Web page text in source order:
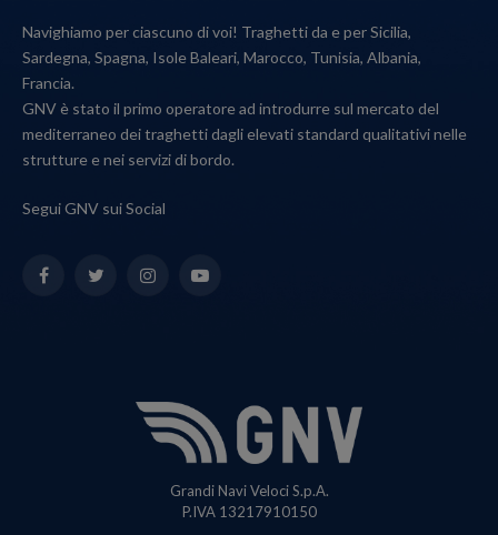
Navighiamo per ciascuno di voi! Traghetti da e per Sicilia,
Sardegna, Spagna, Isole Baleari, Marocco, Tunisia, Albania,
Francia.
GNV è stato il primo operatore ad introdurre sul mercato del
mediterraneo dei traghetti dagli elevati standard qualitativi nelle
strutture e nei servizi di bordo.
Segui GNV sui Social
FacebookTwitterInstagramYouTube
Grandi Navi Veloci S.p.A.
P.IVA 13217910150